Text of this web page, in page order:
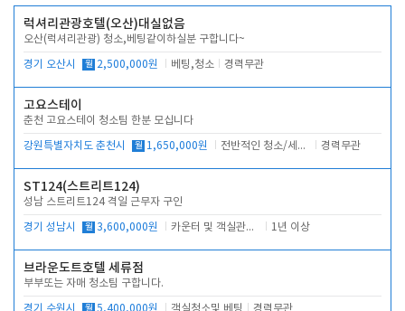
럭셔리관광호텔(오산)대실없음
오산(럭셔리관광) 청소,베팅같이하실분 구합니다~
경기 오산시 월 2,500,000원 베팅,청소 경력무관
고요스테이
춘천 고요스테이 청소팀 한분 모십니다
강원특별자치도 춘천시 월 1,650,000원 전반적인 청소/세탁업무 경력무관
ST124(스트리트124)
성남 스트리트124 격일 근무자 구인
경기 성남시 월 3,600,000원 카운터 및 객실관리 전반 1년 이상
브라운도트호텔 세류점
부부또는 자매 청소팀 구합니다.
월